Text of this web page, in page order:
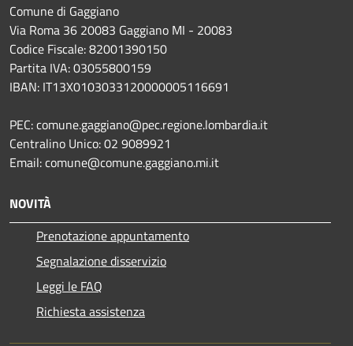
Comune di Gaggiano
Via Roma 36 20083 Gaggiano MI - 20083
Codice Fiscale: 82001390150
Partita IVA: 03055800159
IBAN: IT13X0103033120000005116691
PEC: comune.gaggiano@pec.regione.lombardia.it
Centralino Unico: 02 9089921
Email: comune@comune.gaggiano.mi.it
NOVITÀ
Prenotazione appuntamento
Segnalazione disservizio
Leggi le FAQ
Richiesta assistenza